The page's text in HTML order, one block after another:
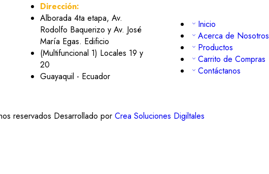
Dirección:
Alborada 4ta etapa, Av.
Rodolfo Baquerizo y Av. José
María Egas. Edificio
(Multifuncional 1) Locales 19 y
20
Guayaquil - Ecuador
Inicio
Acerca de Nosotros
Productos
Carrito de Compras
Contáctanos
reservados Desarrollado por Crea Soluciones Digiltales